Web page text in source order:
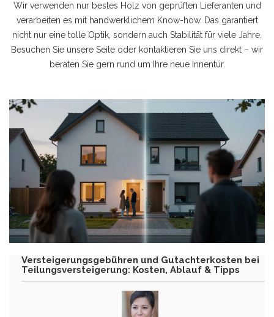
Wir verwenden nur bestes Holz von geprüften Lieferanten und
verarbeiten es mit handwerklichem Know-how. Das garantiert
nicht nur eine tolle Optik, sondern auch Stabilität für viele Jahre.
Besuchen Sie unsere Seite oder kontaktieren Sie uns direkt – wir
beraten Sie gern rund um Ihre neue Innentür.
Versteigerungsgebühren und Gutachterkosten bei
Teilungsversteigerung: Kosten, Ablauf & Tipps